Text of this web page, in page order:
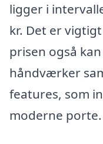
ligger i
kr. Det er
prisen også
håndværker
features, som
moderne porte.